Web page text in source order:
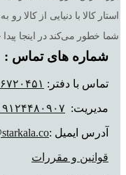
استار کالا با دنیایی از کالا
شما خطور می‌کند در اینجا پیدا
شماره های تماس :
تماس با دفتر:
مدیریت:
آدرس ایمیل :
قوانین و مقررات